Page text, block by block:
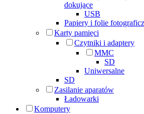
dokujące
USB
Papiery i folie
Karty pamięci
Czytniki i adaptery
MMC
SD
Uniwersalne
SD
Zasilanie aparatów
Ładowarki
Komputery